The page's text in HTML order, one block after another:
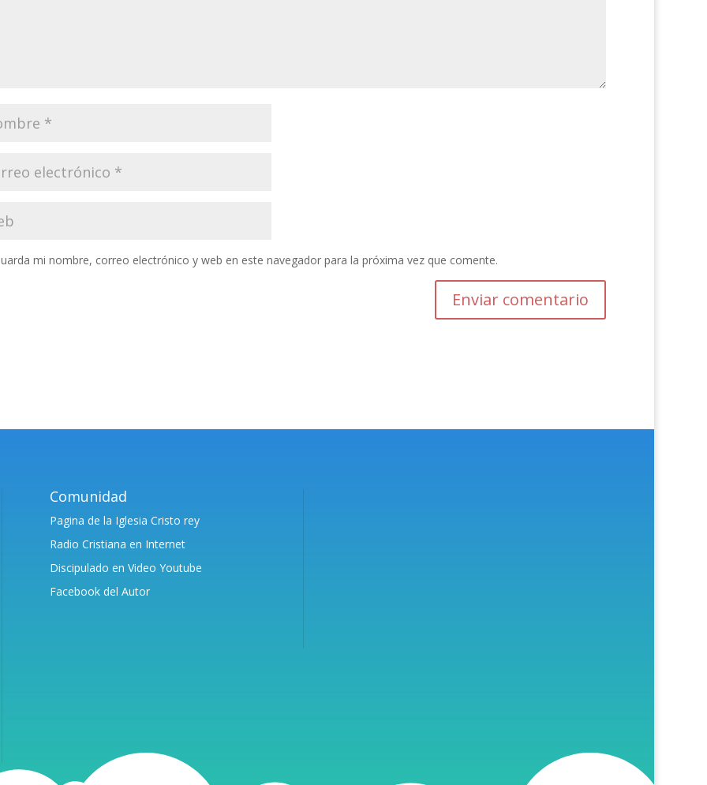
mi nombre, correo electrónico y web en este navegador para la próxima vez que comente.
Comunidad
Pagina de la Iglesia Cristo rey
Radio Cristiana en Internet
Discipulado en Video Youtube
Facebook del Autor